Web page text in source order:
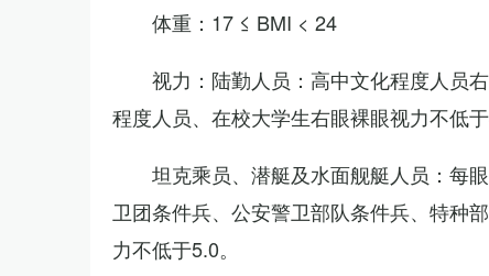
体重：17 ≤ BMI < 24
视力：陆勤人员：高中文化程度人员
程度人员、在校大学生右眼裸眼视力不低
坦克乘员、潜艇及水面舰艇人员：每
卫团条件兵、公安警卫部队条件兵、特种
力不低于5.0。